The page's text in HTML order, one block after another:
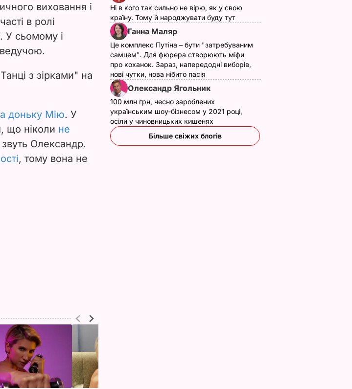
виховання і
в ролі
У сьомому і
з зірками" на
доньку Мію. У
що ніколи не
звуть Олександр.
, тому вона не
Ні в кого так сильно не вірю, як у свою
країну. Тому й народжувати буду тут
Ганна Маляр
Це комплекс Путіна – бути "затребуваним
самцем". Для фюрера створюють міфи
про коханок. Зараз, напередодні виборів,
нові чутки, нова нібито пасія
Олександр Ягольник
100 млн грн, чесно зароблених
українським шоу-бізнесом у 2021 році,
осіли у чиновницьких кишенях
Більше свіжих блогів